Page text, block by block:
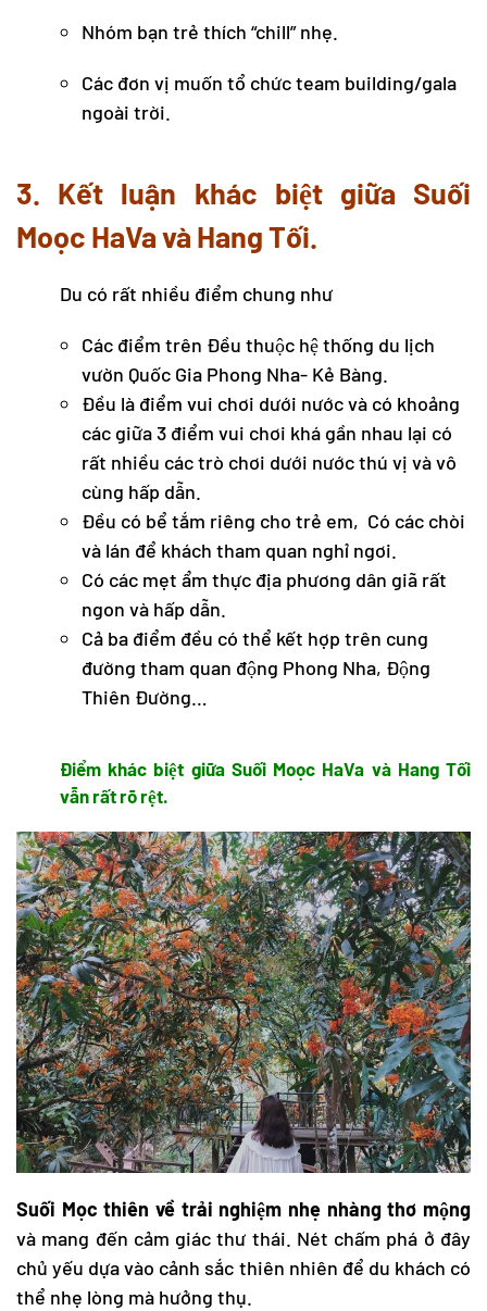
Nhóm bạn trẻ thích “chill” nhẹ.
Các đơn vị muốn tổ chức team building/gala
ngoài trời.
3. Kết luận khác biệt giữa Suối
Moọc HaVa và Hang Tối.
Du có rất nhiều điểm chung như
Các điểm trên Đều thuộc hệ thống du lịch
vườn Quốc Gia Phong Nha- Kẻ Bàng.
Đều là điểm vui chơi dưới nước và có khoảng
các giữa 3 điểm vui chơi khá gần nhau lại có
rất nhiều các trò chơi dưới nước thú vị và vô
cùng hấp dẫn.
Đều có bể tắm riêng cho trẻ em, Có các chòi
và lán để khách tham quan nghỉ ngơi.
Có các mẹt ẩm thực địa phương dân giã rất
ngon và hấp dẫn.
Cả ba điểm đều có thể kết hợp trên cung
đường tham quan động Phong Nha, Động
Thiên Đường…
Điểm khác biệt giữa Suối Moọc HaVa và Hang Tối
vẫn rất rõ rệt.
Suối Mọc thiên về trải nghiệm nhẹ nhàng thơ mộng
và mang đến cảm giác thư thái. Nét chấm phá ở đây
chủ yếu dựa vào cảnh sắc thiên nhiên để du khách có
thể nhẹ lòng mà hưởng thụ.